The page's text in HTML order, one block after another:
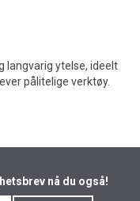
langvarig ytelse, ideelt
pålitelige verktøy.
nå du også!